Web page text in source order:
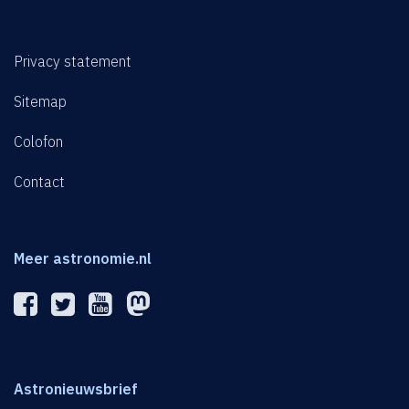
Privacy statement
Sitemap
Colofon
Contact
Meer astronomie.nl
Astronieuwsbrief